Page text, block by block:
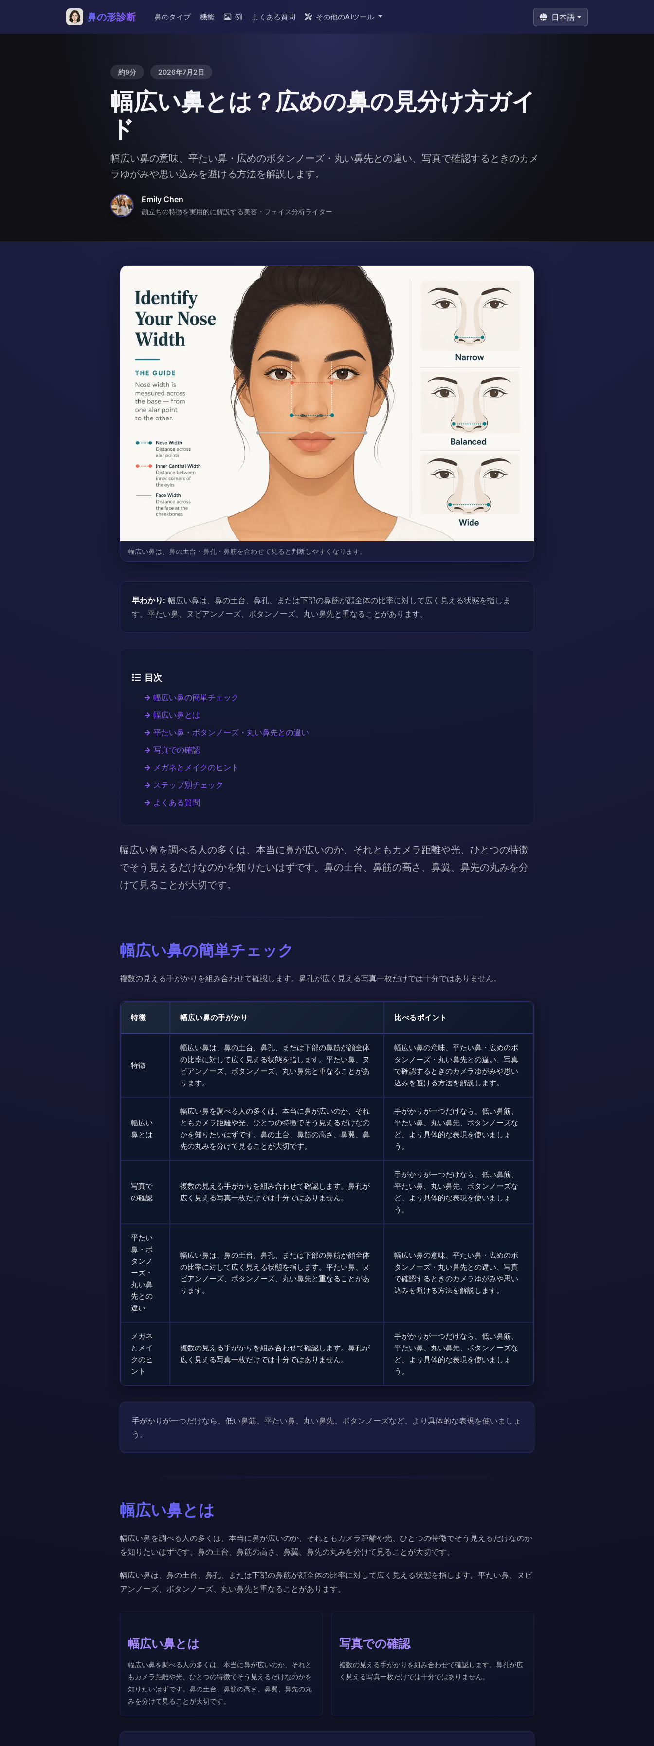
鼻の形診断 鼻のタイプ 機能 例 よくある質問 その他のAIツール 日本語
約9分 2026年7月2日
幅広い鼻とは？広めの鼻の見分け方ガイ
ド
幅広い鼻の意味、平たい鼻・広めのボタンノーズ・丸い鼻先との違い、写真で確認するときのカメ
ラゆがみや思い込みを避ける方法を解説します。
Emily Chen
顔立ちの特徴を実用的に解説する美容・フェイス分析ライター
幅広い鼻は、鼻の土台・鼻孔・鼻筋を合わせて見ると判断しやすくなります。
早わかり: 幅広い鼻は、鼻の土台、鼻孔、または下部の鼻筋が顔全体の比率に対して広く見える状態を指しま
す。平たい鼻、ヌビアンノーズ、ボタンノーズ、丸い鼻先と重なることがあります。
目次
幅広い鼻の簡単チェック
幅広い鼻とは
平たい鼻・ボタンノーズ・丸い鼻先との違い
写真での確認
メガネとメイクのヒント
ステップ別チェック
よくある質問
幅広い鼻を調べる人の多くは、本当に鼻が広いのか、それともカメラ距離や光、ひとつの特徴
でそう見えるだけなのかを知りたいはずです。鼻の土台、鼻筋の高さ、鼻翼、鼻先の丸みを分
けて見ることが大切です。
幅広い鼻の簡単チェック
複数の見える手がかりを組み合わせて確認します。鼻孔が広く見える写真一枚だけでは十分ではありません。
特徴 幅広い鼻の手がかり 比べるポイント
特徴
幅広い鼻は、鼻の土台、鼻孔、または下部の鼻筋が顔全体
の比率に対して広く見える状態を指します。平たい鼻、ヌ
ビアンノーズ、ボタンノーズ、丸い鼻先と重なることがあ
ります。
幅広い鼻の意味、平たい鼻・広めのボ
タンノーズ・丸い鼻先との違い、写真
で確認するときのカメラゆがみや思い
込みを避ける方法を解説します。
幅広い
鼻とは
幅広い鼻を調べる人の多くは、本当に鼻が広いのか、それ
ともカメラ距離や光、ひとつの特徴でそう見えるだけなの
かを知りたいはずです。鼻の土台、鼻筋の高さ、鼻翼、鼻
先の丸みを分けて見ることが大切です。
手がかりが一つだけなら、低い鼻筋、
平たい鼻、丸い鼻先、ボタンノーズな
ど、より具体的な表現を使いましょ
う。
写真で
の確認
複数の見える手がかりを組み合わせて確認します。鼻孔が
広く見える写真一枚だけでは十分ではありません。
手がかりが一つだけなら、低い鼻筋、
平たい鼻、丸い鼻先、ボタンノーズな
ど、より具体的な表現を使いましょ
う。
平たい
鼻・ボ
タンノ
ーズ・
丸い鼻
先との
違い
幅広い鼻は、鼻の土台、鼻孔、または下部の鼻筋が顔全体
の比率に対して広く見える状態を指します。平たい鼻、ヌ
ビアンノーズ、ボタンノーズ、丸い鼻先と重なることがあ
ります。
幅広い鼻の意味、平たい鼻・広めのボ
タンノーズ・丸い鼻先との違い、写真
で確認するときのカメラゆがみや思い
込みを避ける方法を解説します。
メガネ
とメイ
クのヒ
ント
複数の見える手がかりを組み合わせて確認します。鼻孔が
広く見える写真一枚だけでは十分ではありません。
手がかりが一つだけなら、低い鼻筋、
平たい鼻、丸い鼻先、ボタンノーズな
ど、より具体的な表現を使いましょ
う。
手がかりが一つだけなら、低い鼻筋、平たい鼻、丸い鼻先、ボタンノーズなど、より具体的な表現を使いましょ
う。
幅広い鼻とは
幅広い鼻を調べる人の多くは、本当に鼻が広いのか、それともカメラ距離や光、ひとつの特徴でそう見えるだけなのか
を知りたいはずです。鼻の土台、鼻筋の高さ、鼻翼、鼻先の丸みを分けて見ることが大切です。
幅広い鼻は、鼻の土台、鼻孔、または下部の鼻筋が顔全体の比率に対して広く見える状態を指します。平たい鼻、ヌビ
アンノーズ、ボタンノーズ、丸い鼻先と重なることがあります。
幅広い鼻とは
幅広い鼻を調べる人の多くは、本当に鼻が広いのか、それと
もカメラ距離や光、ひとつの特徴でそう見えるだけなのかを
知りたいはずです。鼻の土台、鼻筋の高さ、鼻翼、鼻先の丸
みを分けて見ることが大切です。
写真での確認
複数の見える手がかりを組み合わせて確認します。鼻孔が広
く見える写真一枚だけでは十分ではありません。